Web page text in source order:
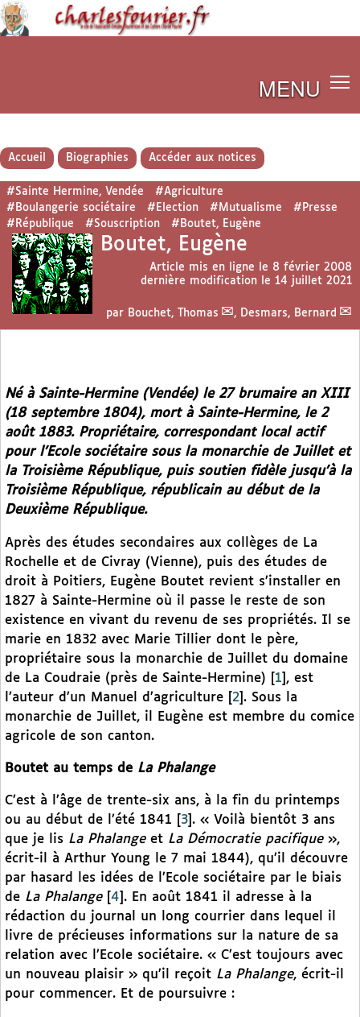
MENU
Accueil Biographies Accéder aux notices
#Sainte Hermine, Vendée
#Agriculture
#Boulangerie sociétaire
#Election #Mutualisme
#Presse
#République
#Souscription #Boutet, Eugène
Boutet, Eugène
Article mis en ligne le 8 février 2008
dernière modification le 14 juillet 2021
par Bouchet, Thomas , Desmars, Bernard
Né à Sainte-Hermine (Vendée) le 27 brumaire an XIII
(18 septembre 1804), mort à Sainte-Hermine, le 2
août 1883. Propriétaire, correspondant local actif
pour l’Ecole sociétaire sous la monarchie de Juillet et
la Troisième République, puis soutien fidèle jusqu’à la
Troisième République, républicain au début de la
Deuxième République.
Après des études secondaires aux collèges de La
Rochelle et de Civray (Vienne), puis des études de
droit à Poitiers, Eugène Boutet revient s’installer en
1827 à Sainte-Hermine où il passe le reste de son
existence en vivant du revenu de ses propriétés. Il se
marie en 1832 avec Marie Tillier dont le père,
propriétaire sous la monarchie de Juillet du domaine
de La Coudraie (près de Sainte-Hermine)
1 , est
l’auteur d’un Manuel d’agriculture
2 . Sous la
monarchie de Juillet, il Eugène est membre du comice
agricole de son canton.
Boutet au temps de La Phalange
C’est à l’âge de trente-six ans, à la fin du printemps
ou au début de l’été 1841
3 . « Voilà bientôt 3 ans
que je lis La Phalangeet La Démocratie pacifique»,
écrit-il à Arthur Young le 7 mai 1844), qu’il découvre
par hasard les idées de l’Ecole sociétaire par le biais
de La Phalange[ 4 . En août 1841 il adresse à la
rédaction du journal un long courrier dans lequel il
livre de précieuses informations sur la nature de sa
relation avec l’Ecole sociétaire. « C’est toujours avec
un nouveau plaisir » qu’il reçoit La Phalange, écrit-il
pour commencer. Et de poursuivre :